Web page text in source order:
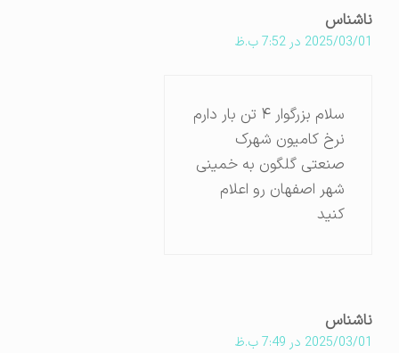
ناشناس
2025/03/01 در 7:52 ب.ظ
سلام بزرگوار ۴ تن بار دارم
نرخ کامیون شهرک
صنعتی گلگون به خمینی
شهر اصفهان رو اعلام
کنید
ناشناس
2025/03/01 در 7:49 ب.ظ